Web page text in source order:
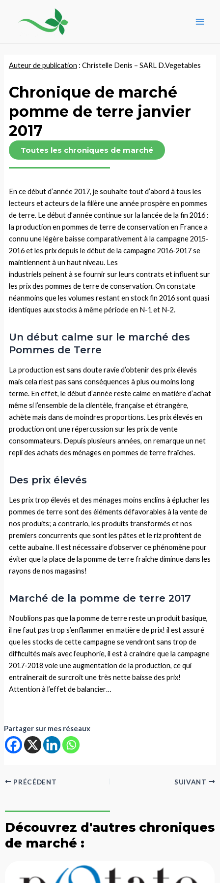
Auteur de publication : Christelle Denis – SARL D.Vegetables
Chronique de marché
pomme de terre janvier
2017
Toutes les chroniques de marché
En ce début d’année 2017, je souhaite tout d’abord à tous les
lecteurs et acteurs de la filière une année prospère en pommes
de terre. Le début d’année continue sur la lancée de la fin 2016 :
la production en pommes de terre de conservation en France a
connu une légère baisse comparativement à la campagne 2015-
2016 et les prix depuis le début de la campagne 2016-2017 se
maintiennent à un haut niveau. Les
industriels peinent à se fournir sur leurs contrats et influent sur
les prix des pommes de terre de conservation. On constate
néanmoins que les volumes restant en stock fin 2016 sont quasi
identiques aux stocks à même période en N-1 et N-2.
Un début calme sur le marché des
Pommes de Terre
La production est sans doute ravie d’obtenir des prix élevés
mais cela n’est pas sans conséquences à plus ou moins long
terme. En effet, le début d’année reste calme en matière d’achat
même si l’ensemble de la clientèle, française et étrangère,
achète mais dans de moindres proportions. Les prix élevés en
production ont une répercussion sur les prix de vente
consommateurs. Depuis plusieurs années, on remarque un net
repli des achats des ménages en pommes de terre fraîches.
Des prix élevés
Les prix trop élevés et des ménages moins enclins à éplucher les
pommes de terre sont des éléments défavorables à la vente de
nos produits; a contrario, les produits transformés et nos
premiers concurrents que sont les pâtes et le riz profitent de
cette aubaine. Il est nécessaire d’observer ce phénomène pour
éviter que la place de la pomme de terre fraîche diminue dans les
rayons de nos magasins!
Marché de la pomme de terre 2017
N’oublions pas que la pomme de terre reste un produit basique,
il ne faut pas trop s’enflammer en matière de prix! il est assuré
que les stocks de cette campagne se vendront sans trop de
difficultés mais avec l’euphorie, il est à craindre que la campagne
2017-2018 voie une augmentation de la production, ce qui
entraînerait de surcroît une très nette baisse des prix!
Attention à l’effet de balancier…
Partager sur mes réseaux
PRÉCÉDENT SUIVANT
Découvrez d'autres chroniques
de marché :